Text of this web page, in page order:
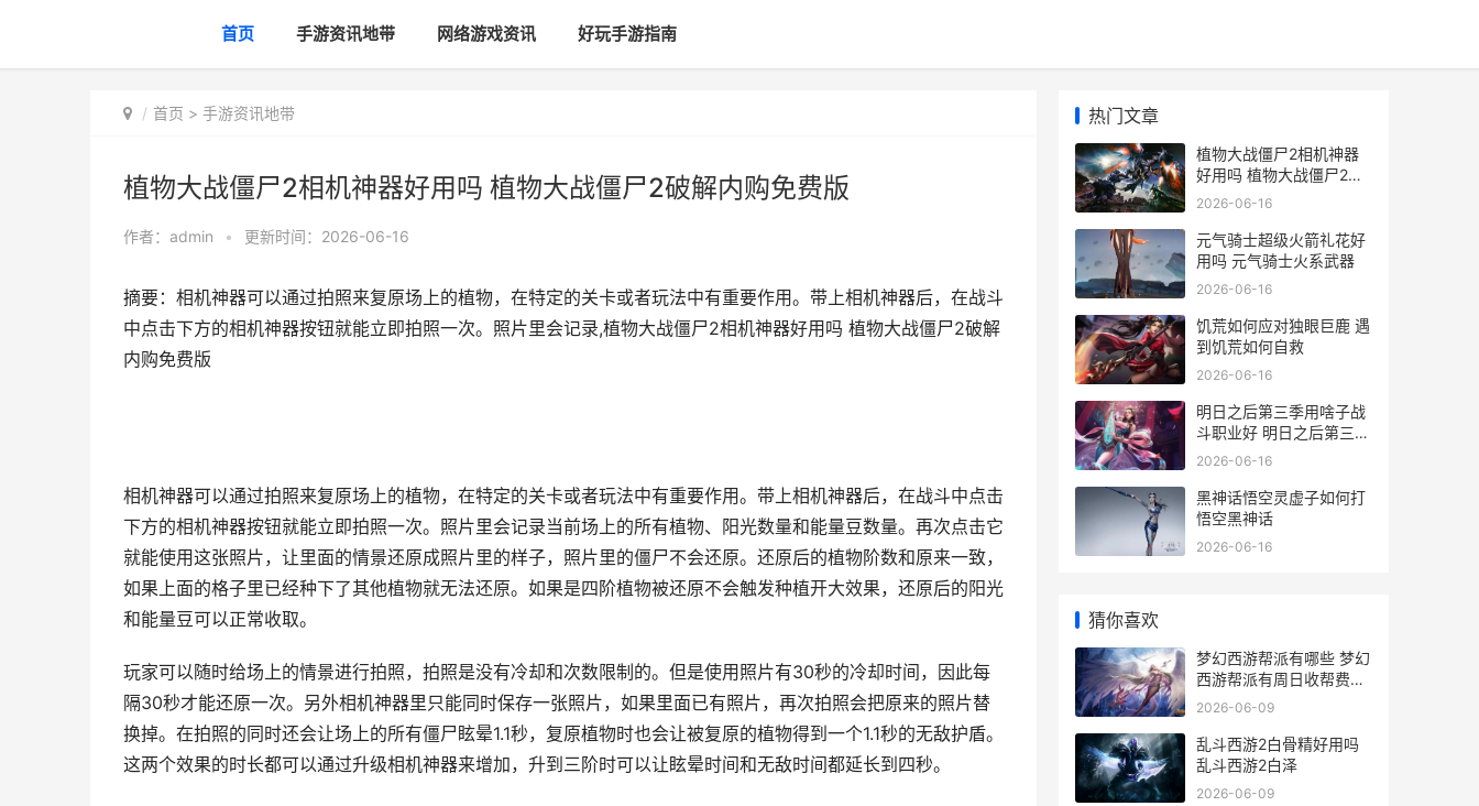
首页 手游资讯地带 网络游戏资讯 好玩手游指南
首页 > 手游资讯地带
植物大战僵尸2相机神器好用吗 植物大战僵尸2破解内购免费版
作者： admin • 更新时间：2026-06-16
摘要：相机神器可以通过拍照来复原场上的植物，在特定的关卡或者玩法中有重要作用。带上相机神器后，在战斗
中点击下方的相机神器按钮就能立即拍照一次。照片里会记录,植物大战僵尸2相机神器好用吗 植物大战僵尸2破解
内购免费版
相机神器可以通过拍照来复原场上的植物，在特定的关卡或者玩法中有重要作用。带上相机神器后，在战斗中点击
下方的相机神器按钮就能立即拍照一次。照片里会记录当前场上的所有植物、阳光数量和能量豆数量。再次点击它
就能使用这张照片，让里面的情景还原成照片里的样子，照片里的僵尸不会还原。还原后的植物阶数和原来一致，
如果上面的格子里已经种下了其他植物就无法还原。如果是四阶植物被还原不会触发种植开大效果，还原后的阳光
和能量豆可以正常收取。
玩家可以随时给场上的情景进行拍照，拍照是没有冷却和次数限制的。但是使用照片有30秒的冷却时间，因此每
隔30秒才能还原一次。另外相机神器里只能同时保存一张照片，如果里面已有照片，再次拍照会把原来的照片替
换掉。在拍照的同时还会让场上的所有僵尸眩晕1.1秒，复原植物时也会让被复原的植物得到一个1.1秒的无敌护盾。
这两个效果的时长都可以通过升级相机神器来增加，升到三阶时可以让眩晕时间和无敌时间都延长到四秒。
热门文章
植物大战僵尸2相机神器
好用吗 植物大战僵尸2破
解内购免费版
2026-06-16
元气骑士超级火箭礼花好
用吗 元气骑士火系武器
2026-06-16
饥荒如何应对独眼巨鹿 遇
到饥荒如何自救
2026-06-16
明日之后第三季用啥子战
斗职业好 明日之后第三季
新手教程
2026-06-16
黑神话悟空灵虚子如何打
悟空黑神话
2026-06-16
猜你喜欢
梦幻西游帮派有哪些 梦幻
西游帮派有周日收帮费的
吗
2026-06-09
乱斗西游2白骨精好用吗
乱斗西游2白泽
2026-06-09